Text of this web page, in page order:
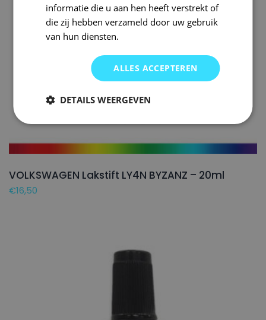
VOLKSWAGEN Lakstift LY4N BYZANZ – 20ml
€16,50
informatie die u aan hen heeft verstrekt of
die zij hebben verzameld door uw gebruik
van hun diensten.
ALLES ACCEPTEREN
DETAILS WEERGEVEN